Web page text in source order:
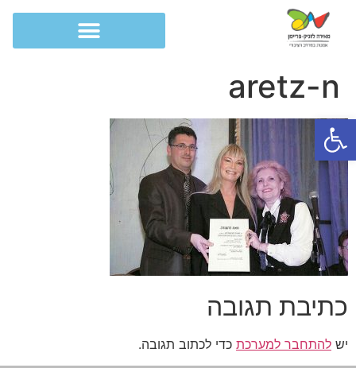
aretz-n
כתיבת תגובה
יש להתחבר למערכת כדי לכתוב תגובה.
פתח סרגל נגישות